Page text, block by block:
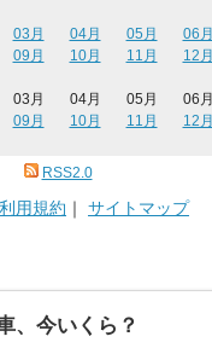
03月 04月 05月
06月
09月 10月 11月
12月
03月 04月 05月
06月
09月 10月 11月 12月
RSS2.0
利用規約 ｜ サイトマップ
、今いくら？